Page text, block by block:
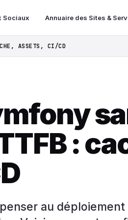
Sociaux Annuaire des Sites &
ASSETS, CI/CD
:
au